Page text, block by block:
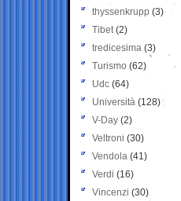
thyssenkrupp (3)
Tibet(2)
tredicesima (3)
Turismo (62)
Udc (64)
Università (128)
V-Day (2)
Veltroni (30)
Vendola (41)
Verdi (16)
Vincenzi (30)